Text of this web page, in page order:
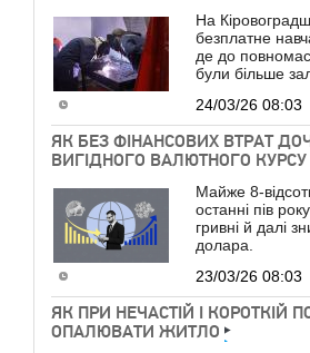
На
безплатне
де до
були більше
24/03/26 08:03
ЯК БЕЗ ФІНАНСОВИХ ВТРАТ
ВИГІДНОГО ВАЛЮТНОГО КУРСУ
Майже 8-
останні пів
гривні й далі
долара.
23/03/26 08:03
ЯК ПРИ НЕЧАСТІЙ І КОРОТКІЙ
ОПАЛЮВАТИ ЖИТЛО